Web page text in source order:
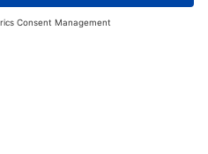
Contact